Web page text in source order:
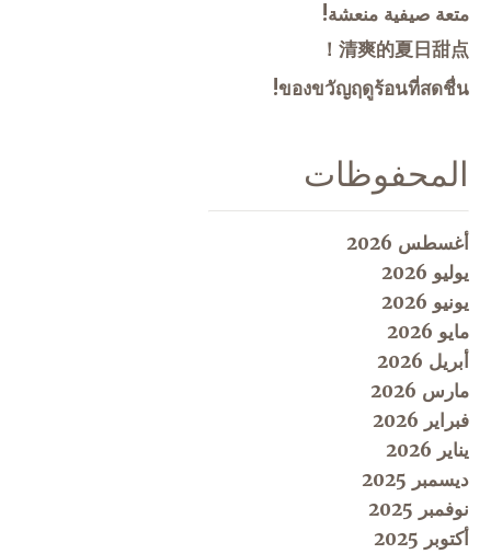
متعة صيفية منعشة!
清爽的夏日甜点！
ของขวัญฤดูร้อนที่สดชื่น!
المحفوظات
أغسطس 2026
يوليو 2026
يونيو 2026
مايو 2026
أبريل 2026
مارس 2026
فبراير 2026
يناير 2026
ديسمبر 2025
نوفمبر 2025
أكتوبر 2025